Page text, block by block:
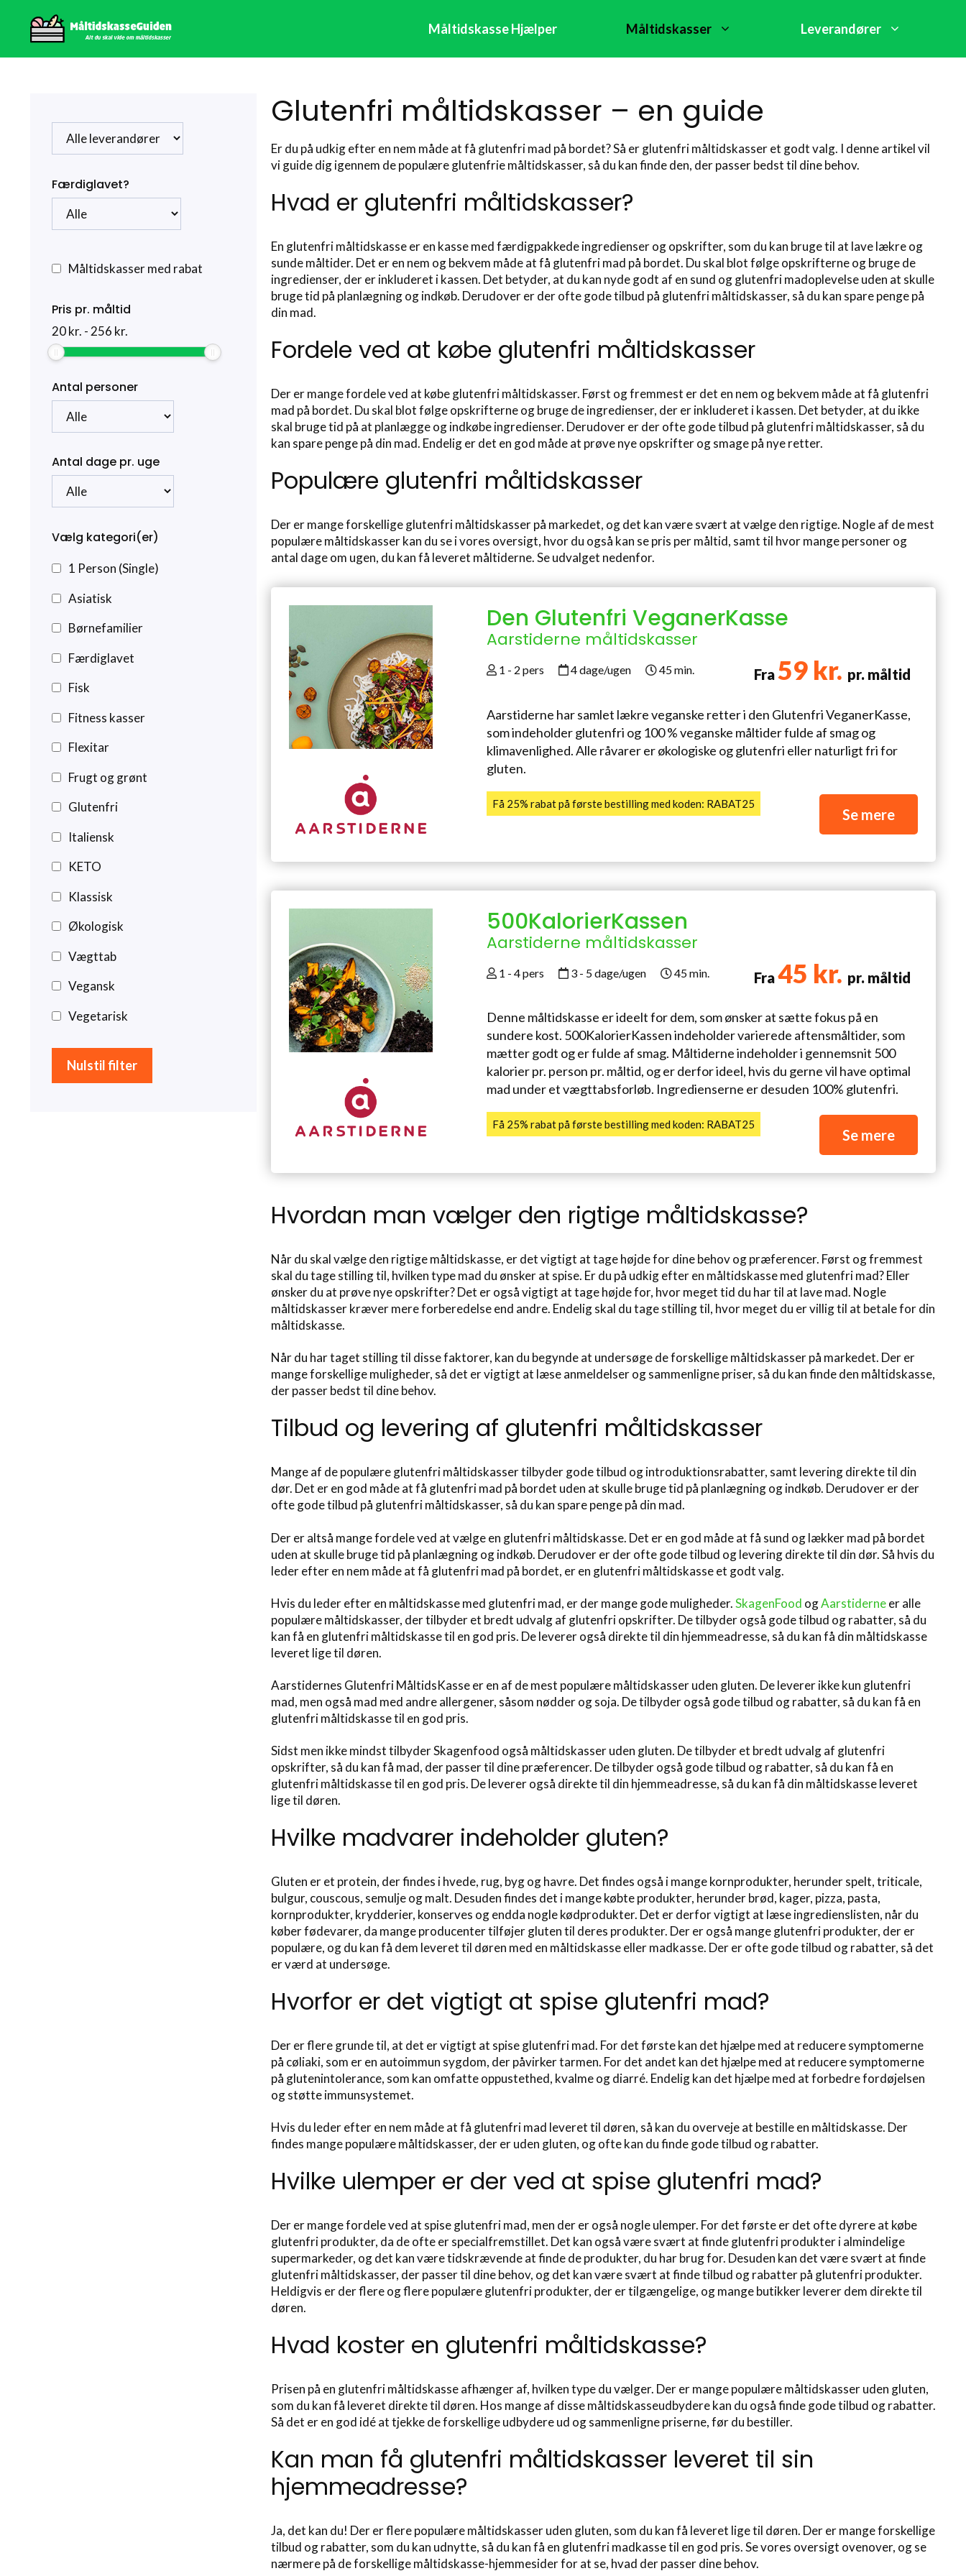
indhold
Måltidskasse Hjælper Måltidskasser Leverandører
Glutenfri måltidskasser – en guide
Er du på udkig efter en nem måde at få glutenfri mad på bordet? Så er glutenfri måltidskasser et godt valg. I denne artikel vil
vi guide dig igennem de populære glutenfrie måltidskasser, så du kan finde den, der passer bedst til dine behov.
Hvad er glutenfri måltidskasser?
En glutenfri måltidskasse er en kasse med færdigpakkede ingredienser og opskrifter, som du kan bruge til at lave lækre og
sunde måltider. Det er en nem og bekvem måde at få glutenfri mad på bordet. Du skal blot følge opskrifterne og bruge de
ingredienser, der er inkluderet i kassen. Det betyder, at du kan nyde godt af en sund og glutenfri madoplevelse uden at skulle
bruge tid på planlægning og indkøb. Derudover er der ofte gode tilbud på glutenfri måltidskasser, så du kan spare penge på
din mad.
Fordele ved at købe glutenfri måltidskasser
Der er mange fordele ved at købe glutenfri måltidskasser. Først og fremmest er det en nem og bekvem måde at få glutenfri
mad på bordet. Du skal blot følge opskrifterne og bruge de ingredienser, der er inkluderet i kassen. Det betyder, at du ikke
skal bruge tid på at planlægge og indkøbe ingredienser. Derudover er der ofte gode tilbud på glutenfri måltidskasser, så du
kan spare penge på din mad. Endelig er det en god måde at prøve nye opskrifter og smage på nye retter.
Populære glutenfri måltidskasser
Der er mange forskellige glutenfri måltidskasser på markedet, og det kan være svært at vælge den rigtige. Nogle af de mest
populære måltidskasser kan du se i vores oversigt, hvor du også kan se pris per måltid, samt til hvor mange personer og
antal dage om ugen, du kan få leveret måltiderne. Se udvalget nedenfor.
Den Glutenfri VeganerKasse
Aarstiderne måltidskasser
1 - 2 pers 4 dage/ugen 45 min. Fra59 kr. pr. måltid
Aarstiderne har samlet lækre veganske retter i den Glutenfri VeganerKasse,
som indeholder glutenfri og 100 % veganske måltider fulde af smag og
klimavenlighed. Alle råvarer er økologiske og glutenfri eller naturligt fri for
gluten.
Se mere
Få 25% rabat på første bestilling med koden: RABAT25
500KalorierKassen
Aarstiderne måltidskasser
1 - 4 pers 3 - 5 dage/ugen 45 min. Fra45 kr. pr. måltid
Denne måltidskasse er ideelt for dem, som ønsker at sætte fokus på en
sundere kost. 500KalorierKassen indeholder varierede aftensmåltider, som
mætter godt og er fulde af smag. Måltiderne indeholder i gennemsnit 500
kalorier pr. person pr. måltid, og er derfor ideel, hvis du gerne vil have optimal
mad under et vægttabsforløb. Ingredienserne er desuden 100% glutenfri.
Se mere
Få 25% rabat på første bestilling med koden: RABAT25
Hvordan man vælger den rigtige måltidskasse?
Når du skal vælge den rigtige måltidskasse, er det vigtigt at tage højde for dine behov og præferencer. Først og fremmest
skal du tage stilling til, hvilken type mad du ønsker at spise. Er du på udkig efter en måltidskasse med glutenfri mad? Eller
ønsker du at prøve nye opskrifter? Det er også vigtigt at tage højde for, hvor meget tid du har til at lave mad. Nogle
måltidskasser kræver mere forberedelse end andre. Endelig skal du tage stilling til, hvor meget du er villig til at betale for din
måltidskasse.
Når du har taget stilling til disse faktorer, kan du begynde at undersøge de forskellige måltidskasser på markedet. Der er
mange forskellige muligheder, så det er vigtigt at læse anmeldelser og sammenligne priser, så du kan finde den måltidskasse,
der passer bedst til dine behov.
Tilbud og levering af glutenfri måltidskasser
Mange af de populære glutenfri måltidskasser tilbyder gode tilbud og introduktionsrabatter, samt levering direkte til din
dør. Det er en god måde at få glutenfri mad på bordet uden at skulle bruge tid på planlægning og indkøb. Derudover er der
ofte gode tilbud på glutenfri måltidskasser, så du kan spare penge på din mad.
Der er altså mange fordele ved at vælge en glutenfri måltidskasse. Det er en god måde at få sund og lækker mad på bordet
uden at skulle bruge tid på planlægning og indkøb. Derudover er der ofte gode tilbud og levering direkte til din dør. Så hvis du
leder efter en nem måde at få glutenfri mad på bordet, er en glutenfri måltidskasse et godt valg.
Hvis du leder efter en måltidskasse med glutenfri mad, er der mange gode muligheder.SkagenFood ogAarstiderneer alle
populære måltidskasser, der tilbyder et bredt udvalg af glutenfri opskrifter. De tilbyder også gode tilbud og rabatter, så du
kan få en glutenfri måltidskasse til en god pris. De leverer også direkte til din hjemmeadresse, så du kan få din måltidskasse
leveret lige til døren.
Aarstidernes Glutenfri MåltidsKasse er en af de mest populære måltidskasser uden gluten. De leverer ikke kun glutenfri
mad, men også mad med andre allergener, såsom nødder og soja. De tilbyder også gode tilbud og rabatter, så du kan få en
glutenfri måltidskasse til en god pris.
Sidst men ikke mindst tilbyder Skagenfood også måltidskasser uden gluten. De tilbyder et bredt udvalg af glutenfri
opskrifter, så du kan få mad, der passer til dine præferencer. De tilbyder også gode tilbud og rabatter, så du kan få en
glutenfri måltidskasse til en god pris. De leverer også direkte til din hjemmeadresse, så du kan få din måltidskasse leveret
lige til døren.
Hvilke madvarer indeholder gluten?
Gluten er et protein, der findes i hvede, rug, byg og havre. Det findes også i mange kornprodukter, herunder spelt, triticale,
bulgur, couscous, semulje og malt. Desuden findes det i mange købte produkter, herunder brød, kager, pizza, pasta,
kornprodukter, krydderier, konserves og endda nogle kødprodukter. Det er derfor vigtigt at læse ingredienslisten, når du
køber fødevarer, da mange producenter tilføjer gluten til deres produkter. Der er også mange glutenfri produkter, der er
populære, og du kan få dem leveret til døren med en måltidskasse eller madkasse. Der er ofte gode tilbud og rabatter, så det
er værd at undersøge.
Hvorfor er det vigtigt at spise glutenfri mad?
Der er flere grunde til, at det er vigtigt at spise glutenfri mad. For det første kan det hjælpe med at reducere symptomerne
på cøliaki, som er en autoimmun sygdom, der påvirker tarmen. For det andet kan det hjælpe med at reducere symptomerne
på glutenintolerance, som kan omfatte oppustethed, kvalme og diarré. Endelig kan det hjælpe med at forbedre fordøjelsen
og støtte immunsystemet.
Hvis du leder efter en nem måde at få glutenfri mad leveret til døren, så kan du overveje at bestille en måltidskasse. Der
findes mange populære måltidskasser, der er uden gluten, og ofte kan du finde gode tilbud og rabatter.
Hvilke ulemper er der ved at spise glutenfri mad?
Der er mange fordele ved at spise glutenfri mad, men der er også nogle ulemper. For det første er det ofte dyrere at købe
glutenfri produkter, da de ofte er specialfremstillet. Det kan også være svært at finde glutenfri produkter i almindelige
supermarkeder, og det kan være tidskrævende at finde de produkter, du har brug for. Desuden kan det være svært at finde
glutenfri måltidskasser, der passer til dine behov, og det kan være svært at finde tilbud og rabatter på glutenfri produkter.
Heldigvis er der flere og flere populære glutenfri produkter, der er tilgængelige, og mange butikker leverer dem direkte til
døren.
Hvad koster en glutenfri måltidskasse?
Prisen på en glutenfri måltidskasse afhænger af, hvilken type du vælger. Der er mange populære måltidskasser uden gluten,
som du kan få leveret direkte til døren. Hos mange af disse måltidskasseudbydere kan du også finde gode tilbud og rabatter.
Så det er en god idé at tjekke de forskellige udbydere ud og sammenligne priserne, før du bestiller.
Kan man få glutenfri måltidskasser leveret til sin
hjemmeadresse?
Ja, det kan du! Der er flere populære måltidskasser uden gluten, som du kan få leveret lige til døren. Der er mange forskellige
tilbud og rabatter, som du kan udnytte, så du kan få en glutenfri madkasse til en god pris. Se vores oversigt ovenover, og se
nærmere på de forskellige måltidskasse-hjemmesider for at se, hvad der passer dine behov.
Færdiglavet?
Måltidskasser med rabat
Pris pr. måltid
20kr. - 256 kr.
Antal personer
Antal dage pr. uge
Vælg kategori(er)
1 Person (Single)
Asiatisk
Børnefamilier
Færdiglavet
Fisk
Fitness kasser
Flexitar
Frugt og grønt
Glutenfri
Italiensk
KETO
Klassisk
Økologisk
Vægttab
Vegansk
Vegetarisk